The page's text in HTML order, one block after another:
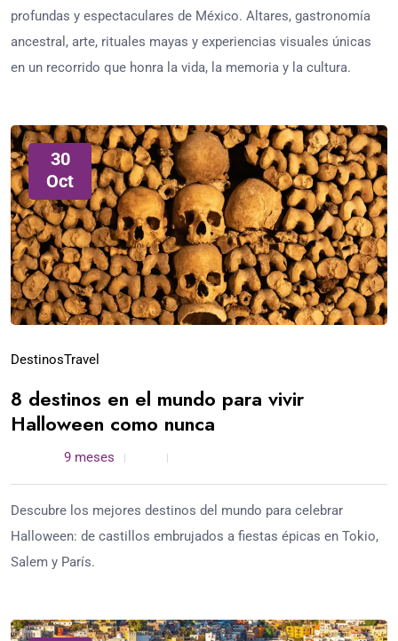
profundas y espectaculares de México. Altares, gastronomía
ancestral, arte, rituales mayas y experiencias visuales únicas
en un recorrido que honra la vida, la memoria y la cultura.
30
Oct
DestinosTravel
8 destinos en el mundo para vivir
Halloween como nunca
9 meses
Descubre los mejores destinos del mundo para celebrar
Halloween: de castillos embrujados a fiestas épicas en Tokio,
Salem y París.